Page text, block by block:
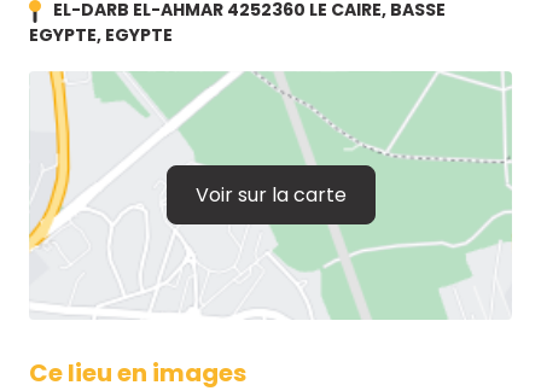
EL-DARB EL-AHMAR 4252360 LE CAIRE, BASSE
EGYPTE, EGYPTE
Voir sur la carte
Ce lieu en images